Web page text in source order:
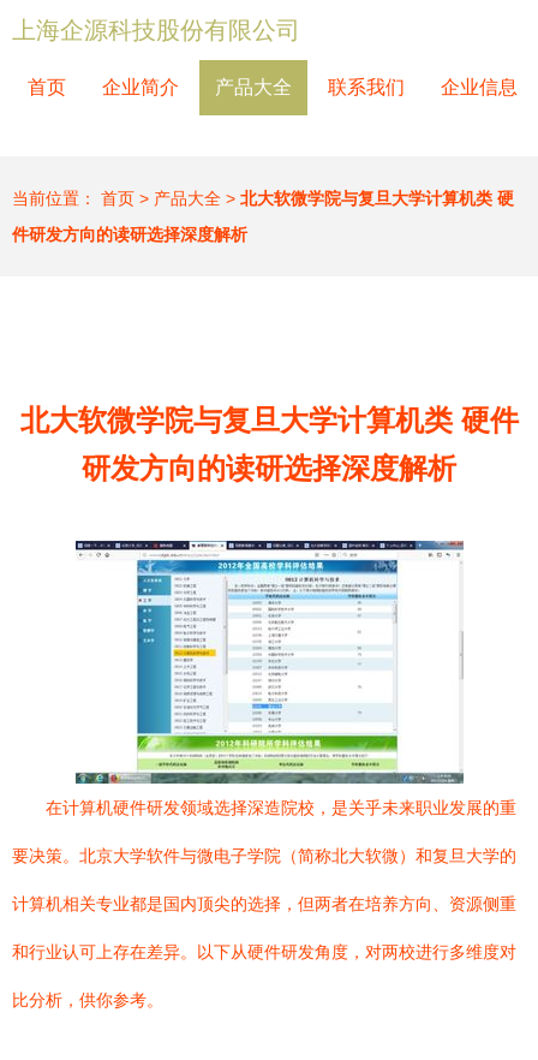
上海企源科技股份有限公司
首页 企业简介 产品大全 联系我们 企业信息
当前位置： 首页 > 产品大全 > 北大软微学院与复旦大学计算机类 硬
件研发方向的读研选择深度解析
北大软微学院与复旦大学计算机类 硬件
研发方向的读研选择深度解析
在计算机硬件研发领域选择深造院校，是关乎未来职业发展的重
要决策。北京大学软件与微电子学院（简称北大软微）和复旦大学的
计算机相关专业都是国内顶尖的选择，但两者在培养方向、资源侧重
和行业认可上存在差异。以下从硬件研发角度，对两校进行多维度对
比分析，供你参考。